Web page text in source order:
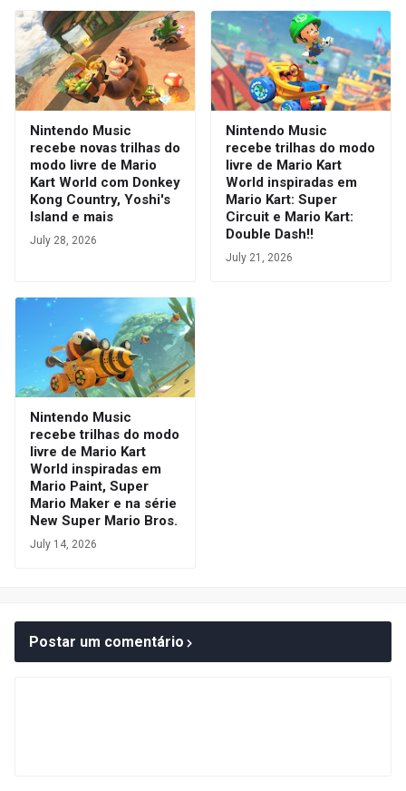
Nintendo Music
recebe novas trilhas do
modo livre de Mario
Kart World com Donkey
Kong Country, Yoshi's
Island e mais
July 28, 2026
Nintendo Music
recebe trilhas do modo
livre de Mario Kart
World inspiradas em
Mario Kart: Super
Circuit e Mario Kart:
Double Dash!!
July 21, 2026
Nintendo Music
recebe trilhas do modo
livre de Mario Kart
World inspiradas em
Mario Paint, Super
Mario Maker e na série
New Super Mario Bros.
July 14, 2026
Postar um comentário